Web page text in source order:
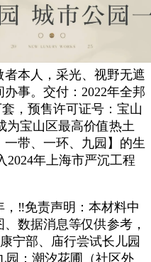
本人，采光、视野无遮
事。交付：2022年全邦
，预售许可证号：宝山
为宝山区最高价值热土
带、一环、九园】的生
2024年上海市严沉工程
‼免责声明：本材料中
数据消息等仅供参考，
宁部、庙行尝试长儿园
园：潮汐花圃（社区外